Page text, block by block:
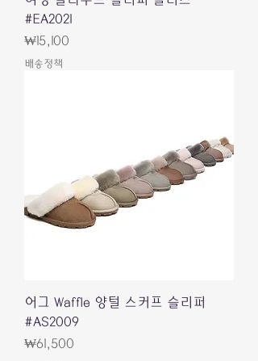
#EA2021
價格
₩15,100
배송정책
어그 Waffle 양털 스커프 슬리퍼
#AS2009
價格
₩61,500